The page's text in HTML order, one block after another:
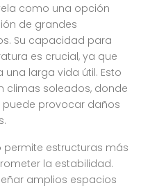
como una opción
de grandes
Su capacidad para
es crucial, ya que
larga vida útil. Esto
climas soleados, donde
provocar daños
permite estructuras más
la estabilidad.
amplios espacios